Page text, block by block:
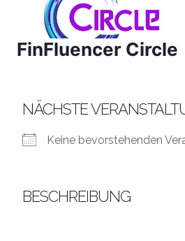
springen
FinFluencer Circle
NÄCHSTE
Keine bevorstehenden
BESCHREIBUNG